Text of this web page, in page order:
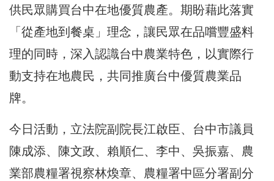
供民眾購買台中在地優質農產。期盼藉此落實
「從產地到餐桌」理念，讓民眾在品嚐豐盛料
理的同時，深入認識台中農業特色，以實際行
動支持在地農民，共同推廣台中優質農業品
牌。
今日活動，立法院副院長江啟臣、台中市議員
陳成添、陳文政、賴順仁、李中、吳振嘉、農
業部農糧署視察林煥章、農糧署中區分署副分